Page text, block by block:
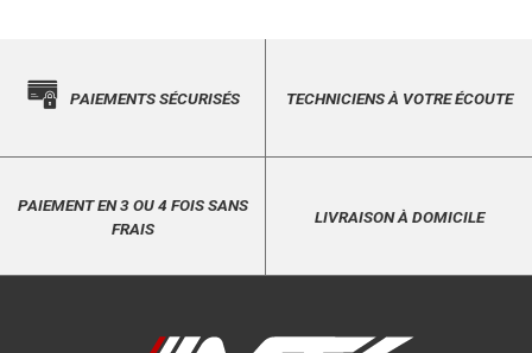
PAIEMENTS SÉCURISÉS TECHNICIENS À VOTRE ÉCOUTE
PAIEMENT EN 3 OU 4 FOIS SANS
FRAIS
LIVRAISON À DOMICILE